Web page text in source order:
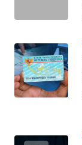
WN
JAMBI
WN
WN